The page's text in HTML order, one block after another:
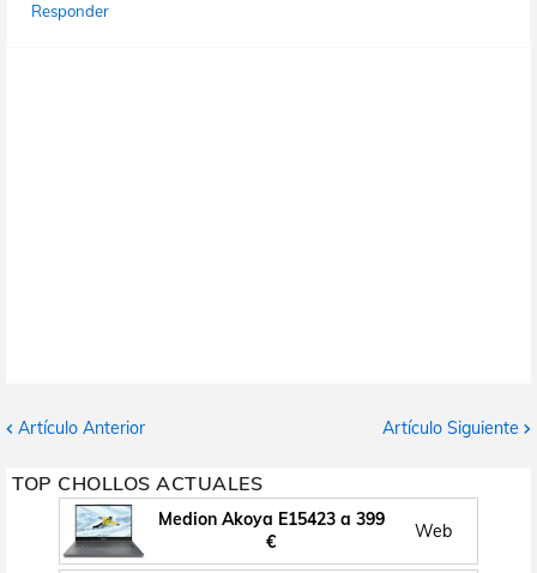
Responder
Artículo Anterior Artículo Siguiente
TOP CHOLLOS ACTUALES
Medion Akoya E15423 a 399
€
Web